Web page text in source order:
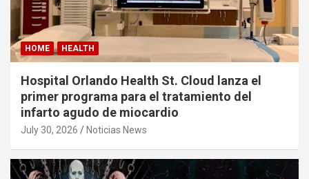
HOME HEALTH
Hospital Orlando Health St. Cloud lanza el
primer programa para el tratamiento del
infarto agudo de miocardio
July 30, 2026 Noticias News